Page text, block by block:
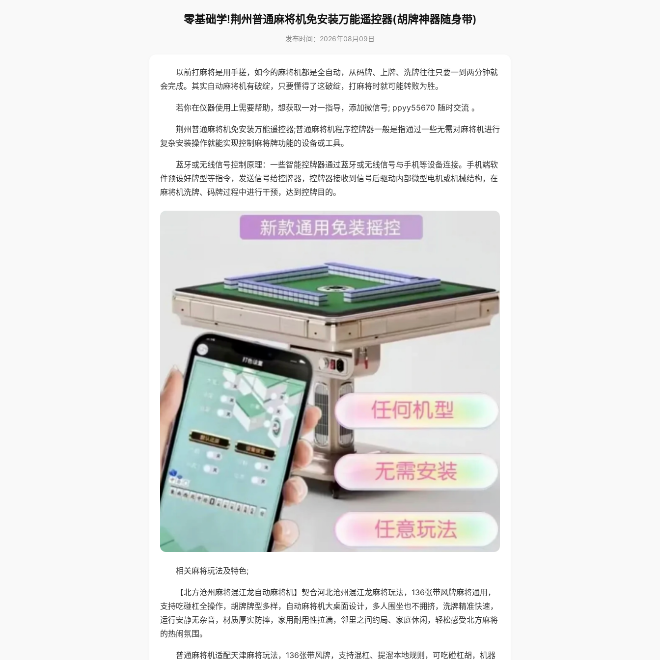
零基础学!荆州普通麻将机免安装万能遥控器(胡牌神器随身带)
发布时间：2026年08月09日
以前打麻将是用手搓，如今的麻将机都是全自动，从码牌、上牌、洗牌往往只要一到两分钟就
会完成。其实自动麻将机有破绽，只要懂得了这破绽，打麻将时就可能转败为胜。
若你在仪器使用上需要帮助，想获取一对一指导，添加微信号; ppyy55670 随时交流 。
荆州普通麻将机免安装万能遥控器;普通麻将机程序控牌器一般是指通过一些无需对麻将机进行
复杂安装操作就能实现控制麻将牌功能的设备或工具。
蓝牙或无线信号控制原理：一些智能控牌器通过蓝牙或无线信号与手机等设备连接。手机端软
件预设好牌型等指令，发送信号给控牌器，控牌器接收到信号后驱动内部微型电机或机械结构，在
麻将机洗牌、码牌过程中进行干预，达到控牌目的。
相关麻将玩法及特色;
【北方沧州麻将混江龙自动麻将机】契合河北沧州混江龙麻将玩法，136张带风牌麻将通用，
支持吃碰杠全操作，胡牌牌型多样，自动麻将机大桌面设计，多人围坐也不拥挤，洗牌精准快速，
运行安静无杂音，材质厚实防摔，家用耐用性拉满，邻里之间约局、家庭休闲，轻松感受北方麻将
的热闹氛围。
普通麻将机适配天津麻将玩法，136张带风牌，支持混杠、提溜本地规则，可吃碰杠胡，机器